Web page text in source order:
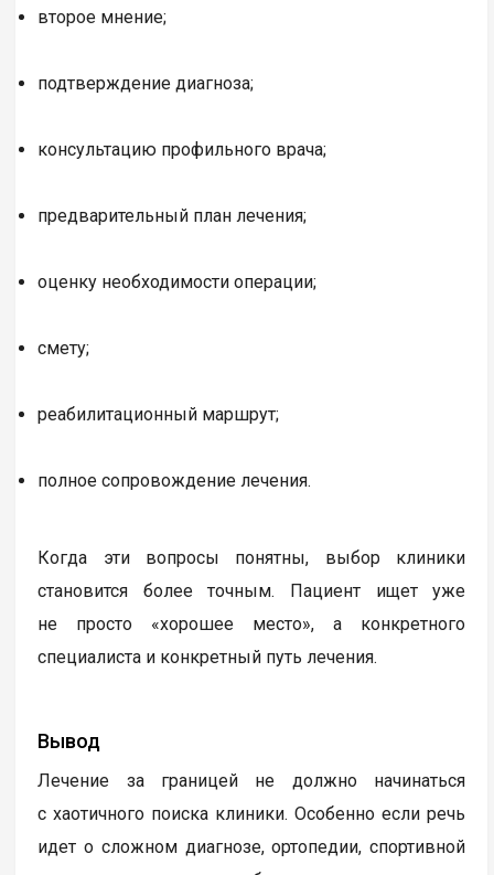
второе мнение;
подтверждение диагноза;
консультацию профильного врача;
предварительный план лечения;
оценку необходимости операции;
смету;
реабилитационный маршрут;
полное сопровождение лечения.
Когда эти вопросы понятны, выбор клиники
становится более точным. Пациент ищет уже
не просто «хорошее место», а конкретного
специалиста и конкретный путь лечения.
Вывод
Лечение за границей не должно начинаться
с хаотичного поиска клиники. Особенно если речь
идет о сложном диагнозе, ортопедии, спортивной